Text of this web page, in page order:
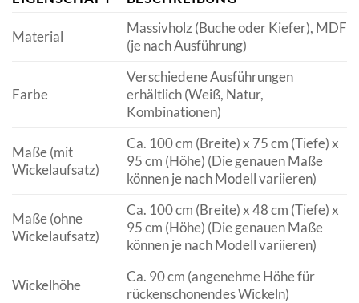
Material
Massivholz (Buche oder Kiefer), MDF
(je nach Ausführung)
Farbe
Verschiedene Ausführungen
erhältlich (Weiß, Natur,
Kombinationen)
Maße (mit
Wickelaufsatz)
Ca. 100 cm (Breite) x 75 cm (Tiefe) x
95 cm (Höhe) (Die genauen Maße
können je nach Modell variieren)
Maße (ohne
Wickelaufsatz)
Ca. 100 cm (Breite) x 48 cm (Tiefe) x
95 cm (Höhe) (Die genauen Maße
können je nach Modell variieren)
Wickelhöhe
Ca. 90 cm (angenehme Höhe für
rückenschonendes Wickeln)